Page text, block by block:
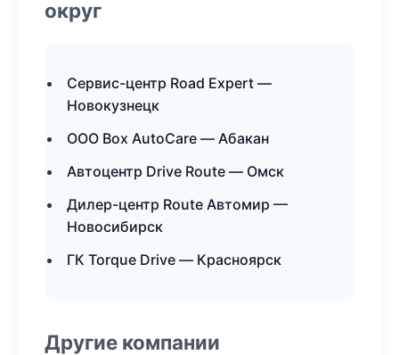
округ
Сервис-центр Road Expert —
Новокузнецк
ООО Box AutoCare — Абакан
Автоцентр Drive Route — Омск
Дилер-центр Route Автомир —
Новосибирск
ГК Torque Drive — Красноярск
Другие компании